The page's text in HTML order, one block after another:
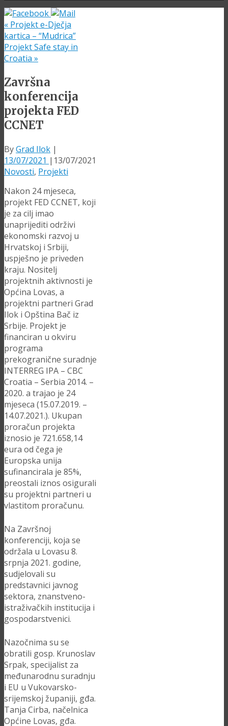
« Projekt e-Dječja
kartica – “Mudrica”
Projekt Safe stay in
Croatia »
Završna
konferencija
projekta FED
CCNET
ByGrad Ilok |
13/07/2021 | 13/07/2021
Novosti, Projekti
Nakon 24 mjeseca,
projekt FED CCNET, koji
je za cilj imao
unaprijediti održivi
ekonomski razvoj u
Hrvatskoj i Srbiji,
uspješno je priveden
kraju. Nositelj
projektnih aktivnosti je
Općina Lovas, a
projektni partneri Grad
Ilok i Opština Bač iz
Srbije. Projekt je
financiran u okviru
programa
prekogranične suradnje
INTERREG IPA – CBC
Croatia – Serbia 2014. –
2020. a trajao je 24
mjeseca (15.07.2019. –
14.07.2021.). Ukupan
proračun projekta
iznosio je 721.658,14
eura od čega je
Europska unija
sufinancirala je 85%,
preostali iznos osigurali
su projektni partneri u
vlastitom proračunu.
Na Završnoj
konferenciji, koja se
održala u Lovasu 8.
srpnja 2021. godine,
sudjelovali su
predstavnici javnog
sektora, znanstveno-
istraživačkih institucija i
gospodarstvenici.
Nazočnima su se
obratili gosp. Krunoslav
Srpak, specijalist za
međunarodnu suradnju
i EU u Vukovarsko-
srijemskoj županiji, gđa.
Tanja Cirba, načelnica
Općine Lovas, gđa.